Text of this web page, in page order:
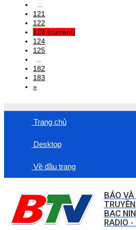
121
122
123 (current)
124
125
182
183
»
Trang chủ
Desktop
Về đầu trang
BÁO
BAC
RADIO